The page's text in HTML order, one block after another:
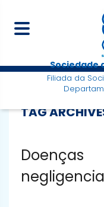
Sociedade
Filiada da
TAG
Doenças